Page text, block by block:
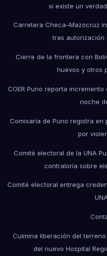
si existe un
Carretera Checa–Mazocruz
tras autorización
Cierre de la frontera con
huevos y otros
COER Puno reporta
noche
Comisaría de Puno registra
por
Comité electoral de la UNA
contraloría sobre
Comité electoral entrega
Culmina liberación del
del nuevo Hospital